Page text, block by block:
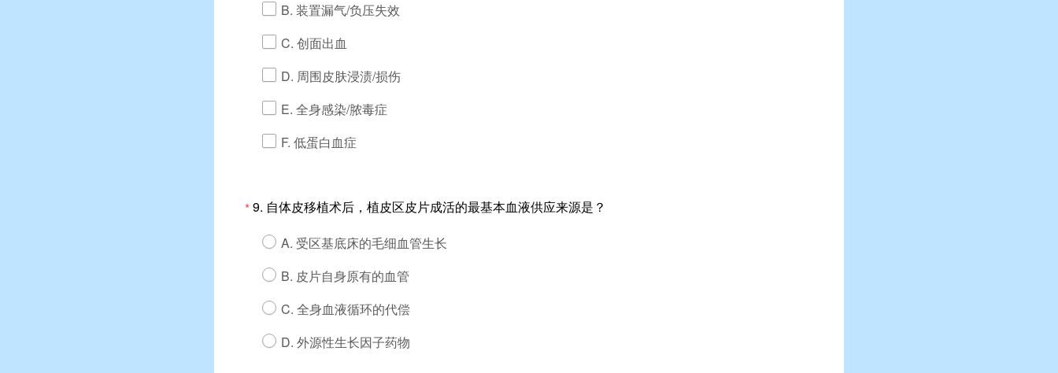
B. 装置漏气/负压失效
C. 创面出血
D. 周围皮肤浸渍/损伤
E. 全身感染/脓毒症
F. 低蛋白血症
*9. 自体皮移植术后，植皮区皮片成活的最基本血液供应来源是？
A. 受区基底床的毛细血管生长
B. 皮片自身原有的血管
C. 全身血液循环的代偿
D. 外源性生长因子药物